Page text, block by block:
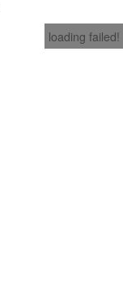
loading failed!